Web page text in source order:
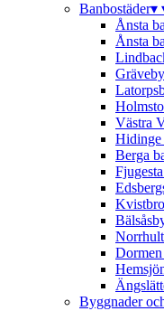
Banbostäder▾
Ånsta
Ånsta
Västra
Hidinge
Berga
Dormen
Byggnader